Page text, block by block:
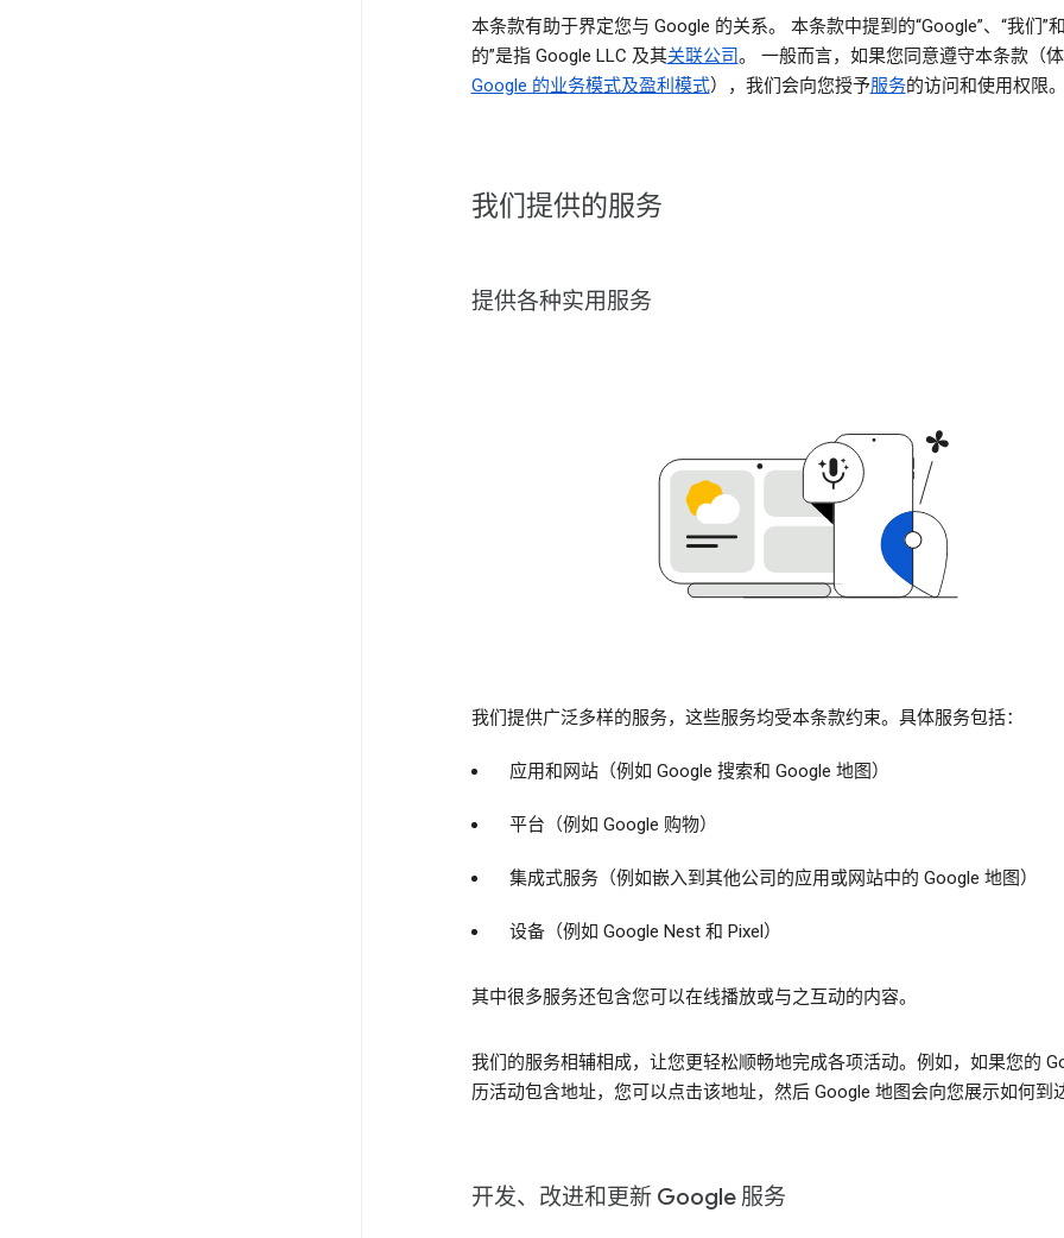
本条款有助于界定您与 Google 的关系。 本条款中提到的“Google”、“我们”
的”是指 Google LLC 及其关联公司。 一般而言，如果您同意遵守本条款（
Google 的业务模式及盈利模式），我们会向您授予服务的访问和使用权限。
我们提供的服务
提供各种实用服务
我们提供广泛多样的服务，这些服务均受本条款约束。具体服务包括：
应用和网站（例如 Google 搜索和 Google 地图）
平台（例如 Google 购物）
集成式服务（例如嵌入到其他公司的应用或网站中的 Google 地图）
设备（例如 Google Nest 和 Pixel）
其中很多服务还包含您可以在线播放或与之互动的内容。
我们的服务相辅相成，让您更轻松顺畅地完成各项活动。例如，如果您的
历活动包含地址，您可以点击该地址，然后 Google 地图会向您展示如何到
开发、改进和更新 Google 服务